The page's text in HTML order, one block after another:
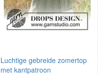
Luchtige gebreide zomertop
met kantpatroon